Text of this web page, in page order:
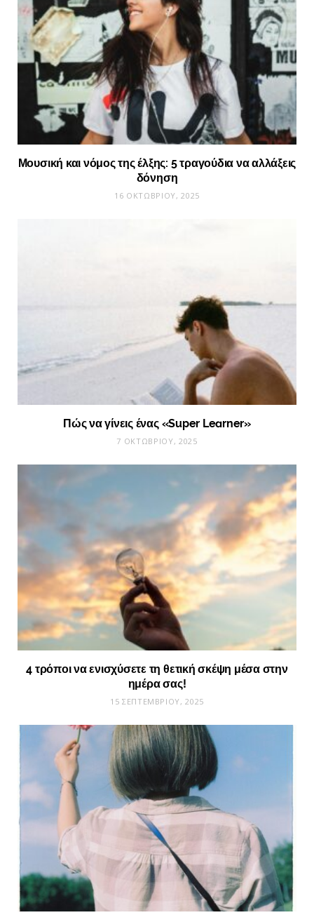
Μουσική και νόμος της έλξης: 5 τραγούδια να αλλάξεις
δόνηση
16 ΟΚΤΩΒΡΊΟΥ, 2025
Πώς να γίνεις ένας «Super Learner»
7 ΟΚΤΩΒΡΊΟΥ, 2025
4 τρόποι να ενισχύσετε τη θετική σκέψη μέσα στην
ημέρα σας!
15 ΣΕΠΤΕΜΒΡΊΟΥ, 2025